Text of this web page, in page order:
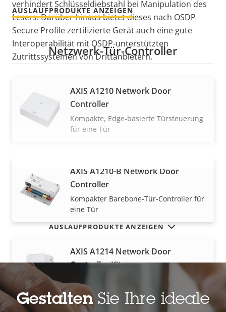
verhindert Schlüsseldiebstahl bei Manipulation des
Lesers. Darüber hinaus bietet dieses nach OSDP
Secure Profile zertifizierte Gerät auch eine gute
Interoperabilität mit OSDP-unterstützten
Zutrittssystemen von Drittanbietern.
AUSLAUFPRODUKTE ANZEIGEN
MEHR ANZEIGEN
Netzwerk-Tür-Controller
AXIS A1210 Network Door
Controller
Kompakte, Edge-basierte Türsteuerung
für eine Tür
AXIS A1210-B Network Door
Controller
Kompakter Barebone-Tür-Controller für
eine Tür
AXIS A1214 Network Door
Controller Kit
Zugänge
AUSLAUFPRODUKTE ANZEIGEN
GestaltenSie Ihre ideale